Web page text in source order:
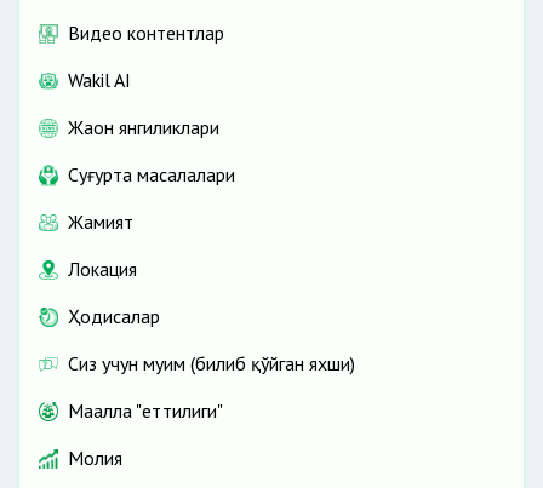
Видео контентлар
Wakil AI
Жаҳон янгиликлари
Cуғурта масалалари
Жамият
Локация
Ҳодисалар
Сиз учун муҳим (билиб қўйган яхши)
Маҳалла "еттилиги"
Молия